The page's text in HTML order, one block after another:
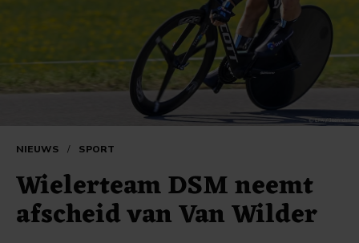
NIEUWS / SPORT
Wielerteam DSM neemt
afscheid van Van Wilder